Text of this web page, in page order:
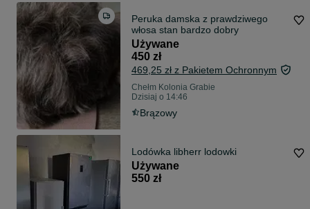
Peruka damska z prawdziwego
włosa stan bardzo dobry
Używane
450 zł
469,25 zł z Pakietem Ochronnym
Chełm Kolonia Grabie
Dzisiaj o 14:46
Brązowy
Lodówka libherr lodowki
Używane
550 zł